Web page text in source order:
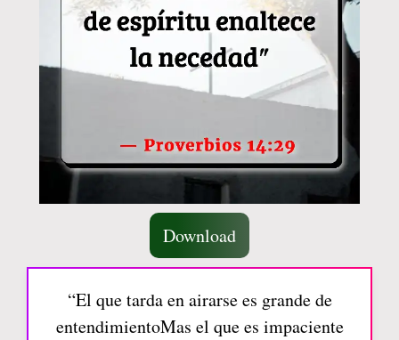
Download
“El que tarda en airarse es grande de
entendimientoMas el que es impaciente